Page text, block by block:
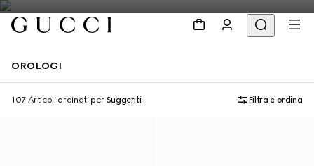
OROLOGI
107 Articoli ordinati per Suggeriti Filtra e ordina